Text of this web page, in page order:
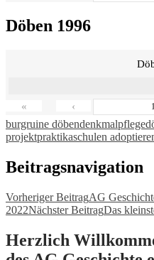
Döben 1996
« ‹
burgruine döbendenkmalpflege
projektpraktikaschulen
Beitragsnavigation
Vorheriger BeitragAG
2022Nächster BeitragDas
Herzlich